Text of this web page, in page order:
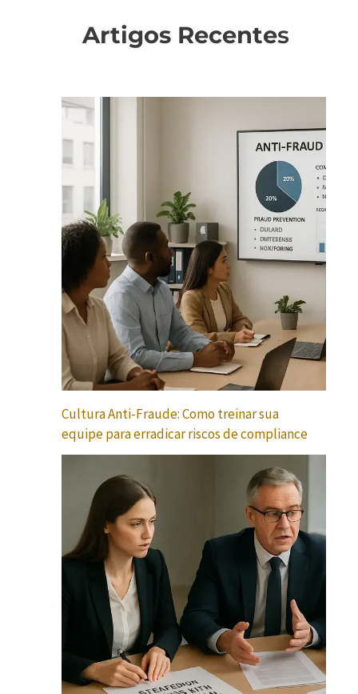
Artigos Recentes
Cultura Anti-Fraude: Como treinar sua
equipe para erradicar riscos de compliance